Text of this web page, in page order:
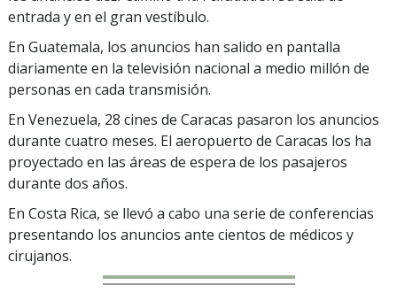
entrada y en el gran vestíbulo.
En Guatemala, los anuncios han salido en pantalla
diariamente en la televisión nacional a medio millón de
personas en cada transmisión.
En Venezuela, 28 cines de Caracas pasaron los anuncios
durante cuatro meses. El aeropuerto de Caracas los ha
proyectado en las áreas de espera de los pasajeros
durante dos años.
En Costa Rica, se llevó a cabo una serie de conferencias
presentando los anuncios ante cientos de médicos y
cirujanos.